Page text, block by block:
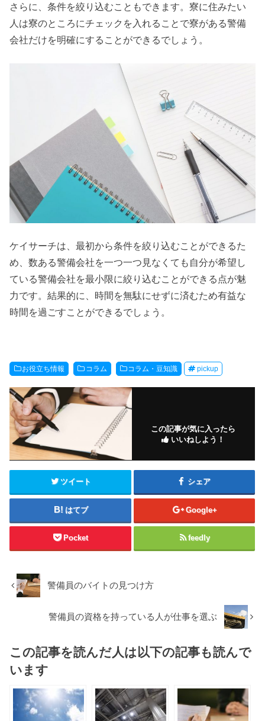
さらに、条件を絞り込むこともできます。寮に住みたい
人は寮のところにチェックを入れることで寮がある警備
会社だけを明確にすることができるでしょう。
ケイサーチは、最初から条件を絞り込むことができるた
め、数ある警備会社を一つ一つ見なくても自分が希望し
ている警備会社を最小限に絞り込むことができる点が魅
力です。結果的に、時間を無駄にせずに済むため有益な
時間を過ごすことができるでしょう。
お役立ち情報 コラム コラム・豆知識 pickup
この記事が気に入ったら
いいねしよう！
ツイート シェア
はてブ Google+
Pocket feedly
警備員のバイトの見つけ方
警備員の資格を持っている人が仕事を選ぶ
この記事を読んだ人は以下の記事も読んで
います